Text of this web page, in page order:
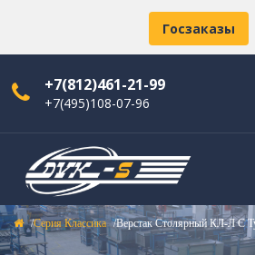
Госзаказы
+7(812)461-21-99
+7(495)108-07-96
Серия Классика Верстак Столярный КЛ-Л С